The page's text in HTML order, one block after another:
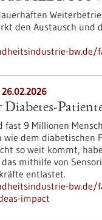
den Austausch und
fast 9 Millionen
wie dem diabetischen
so weit kommt,
mithilfe von
entlastet.
impact